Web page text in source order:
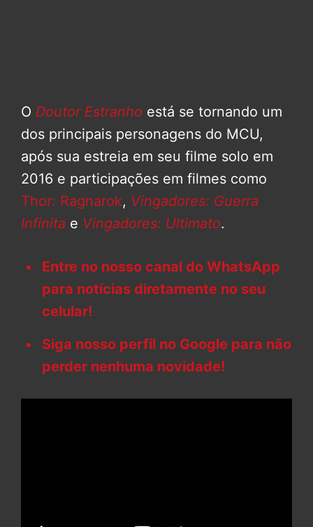
O Doutor Estranho está se tornando um
dos principais personagens do MCU,
após sua estreia em seu filme solo em
2016 e participações em filmes como
Thor: Ragnarok, Vingadores: Guerra
Infinita e Vingadores: Ultimato.
Entre no nosso canal do WhatsApp
para notícias diretamente no seu
celular!
Siga nosso perfil no Google para não
perder nenhuma novidade!